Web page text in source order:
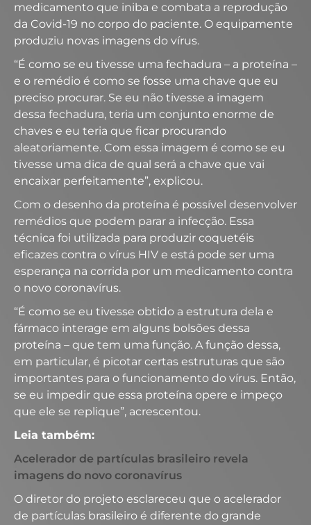
medicamento que iniba e combata a reprodução
da Covid-19 no corpo do paciente. O equipamente
produziu novas imagens do vírus.
“É como se eu tivesse uma fechadura – a proteína –
e o remédio é como se fosse uma chave que eu
preciso procurar. Se eu não tivesse a imagem
dessa fechadura, teria um conjunto enorme de
chaves e eu teria que ficar procurando
aleatoriamente. Com essa imagem é como se eu
tivesse uma dica de qual será a chave que vai
encaixar perfeitamente”, explicou.
Com o desenho da proteína é possível desenvolver
remédios que podem parar a infecção. Essa
técnica foi utilizada para produzir coquetéis
eficazes contra o vírus HIV e está pode ser uma
esperança na corrida por um medicamento contra
o novo coronavírus.
“É como se eu tivesse obtido a estrutura dela e
fármaco interage em alguns bolsões dessa
proteína – que tem uma função. A função dessa,
em particular, é picotar certas estruturas que são
importantes para o funcionamento do vírus. Então,
se eu impedir que essa proteína opere e impeço
que ele se replique”, acrescentou.
Leia também:
Acelerador de partículas brasileiro revela
imagens do novo coronavírus
O diretor do projeto esclareceu que o acelerador
de partículas brasileiro é diferente do grande